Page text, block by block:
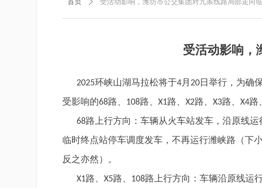
受活动影响，
2025环峡山湖马拉松将于4月 20 日举行，为确
受影响的68路、 108路、 X1路、 X2路、 X3路、 X4路、
68路上行方向：车辆从火车站发车，沿原线
临时终点站停车调度发车，不再运行潍峡路（下
反之亦然）。
X1路、 X5路、 108路上行方向：车辆沿原线运
首页 ꄲ 受活动影响，潍坊市公交集团对九条线路局部走向